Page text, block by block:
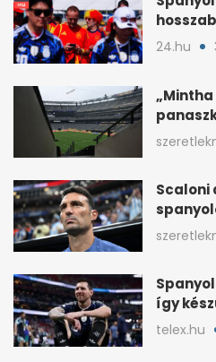
24.hu
Scaloni
kaptak
így
taktikai
telex.hu